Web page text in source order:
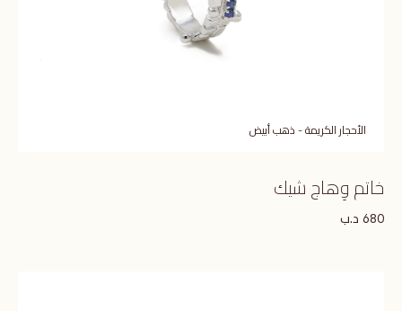
الأحجار الكريمة - ذهب أبيض
خاتم وِهاج شيك
680 د.ب